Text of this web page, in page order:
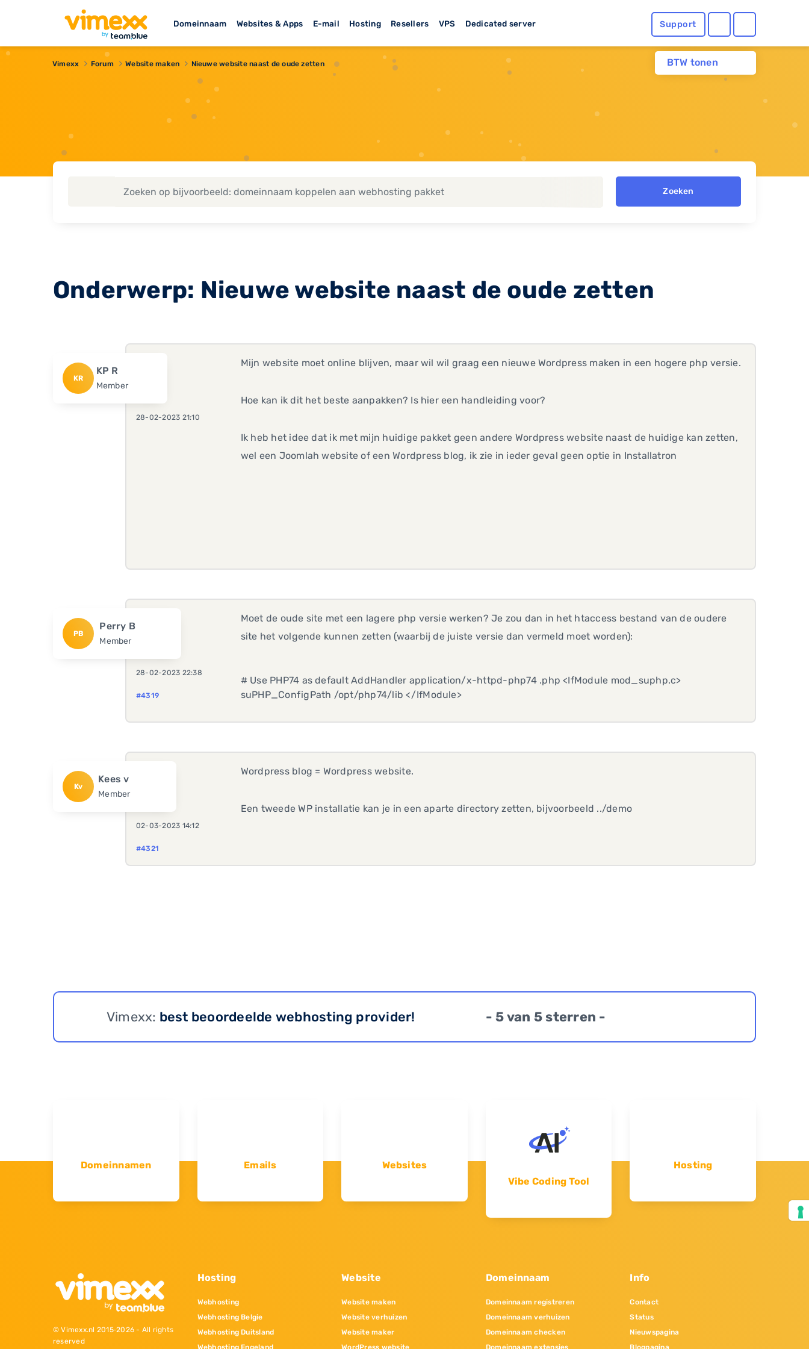
Domeinnaam Websites & Apps E-mail Hosting Resellers VPS Dedicated server Support
BTW tonen
Vimexx Forum Website maken Nieuwe website naast de oude zetten
Zoeken
Onderwerp: Nieuwe website naast de oude zetten
KR
KP R
Member
28-02-2023 21:10
Mijn website moet online blijven, maar wil wil graag een nieuwe Wordpress maken in een hogere php versie.
Hoe kan ik dit het beste aanpakken? Is hier een handleiding voor?
Ik heb het idee dat ik met mijn huidige pakket geen andere Wordpress website naast de huidige kan zetten,
wel een Joomlah website of een Wordpress blog, ik zie in ieder geval geen optie in Installatron
PB
Perry B
Member
28-02-2023 22:38
#4319
Moet de oude site met een lagere php versie werken? Je zou dan in het htaccess bestand van de oudere
site het volgende kunnen zetten (waarbij de juiste versie dan vermeld moet worden):
# Use PHP74 as default AddHandler application/x-httpd-php74 .php <IfModule mod_suphp.c>
suPHP_ConfigPath /opt/php74/lib </IfModule>
Kv
Kees v
Member
02-03-2023 14:12
#4321
Wordpress blog = Wordpress website.
Een tweede WP installatie kan je in een aparte directory zetten, bijvoorbeeld ../demo
Vimexx: best beoordeelde webhosting provider! - 5 van 5 sterren -
Domeinnamen Emails
Websites
Vibe Coding Tool
Hosting
© Vimexx.nl 2015‐2026 - All rights
reserved
Hosting
Webhosting
Webhosting Belgie
Webhosting Duitsland
Webhosting Engeland
Website
Website maken
Website verhuizen
Website maker
WordPress website
Domeinnaam
Domeinnaam registreren
Domeinnaam verhuizen
Domeinnaam checken
Domeinnaam extensies
Info
Contact
Status
Nieuwspagina
Blogpagina